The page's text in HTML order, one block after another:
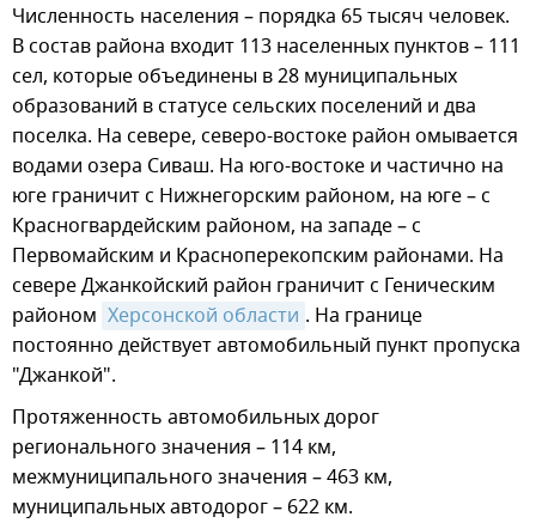
Численность населения – порядка 65 тысяч человек.
В состав района входит 113 населенных пунктов – 111
сел, которые объединены в 28 муниципальных
образований в статусе сельских поселений и два
поселка. На севере, северо-востоке район омывается
водами озера Сиваш. На юго-востоке и частично на
юге граничит с Нижнегорским районом, на юге – с
Красногвардейским районом, на западе – с
Первомайским и Красноперекопским районами. На
севере Джанкойский район граничит с Геническим
районом Херсонской области . На границе
постоянно действует автомобильный пункт пропуска
"Джанкой".
Протяженность автомобильных дорог
регионального значения – 114 км,
межмуниципального значения – 463 км,
муниципальных автодорог – 622 км.